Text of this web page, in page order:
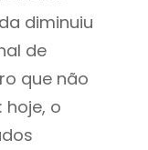
diminuiu
de
que não
o